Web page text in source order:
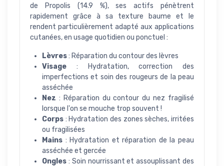
de Propolis (14.9 %), ses actifs pénètrent
rapidement grâce à sa texture baume et le
rendent particulièrement adapté aux applications
cutanées, en usage quotidien ou ponctuel :
Lèvres: Réparation du contour des lèvres
Visage : Hydratation, correction des
imperfections et soin des rougeurs de la peau
asséchée
Nez : Réparation du contour du nez fragilisé
lorsque l'on se mouche trop souvent !
Corps : Hydratation des zones sèches, irritées
ou fragilisées
Mains : Hydratation et réparation de la peau
asséchée et gercée
Ongles : Soin nourrissant et assouplissant des